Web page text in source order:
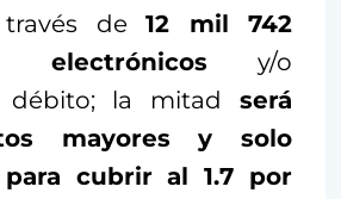
de 12 mil 742
electrónicos y/o
débito; la mitad será
mayores y solo
para cubrir al 1.7 por